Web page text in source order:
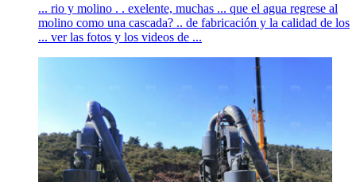
... rio y molino . . exelente, muchas ... que el agua regrese al
molino como una cascada? .. de fabricación y la calidad de los
... ver las fotos y los videos de ...